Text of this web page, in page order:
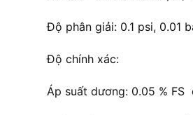
Độ phân giải: 0.1 psi, 0.01
Độ chính xác:
Áp suất dương: 0.05 % FS